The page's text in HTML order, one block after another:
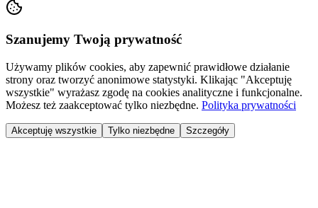
Szanujemy Twoją prywatność
Używamy plików cookies, aby zapewnić prawidłowe działanie
strony oraz tworzyć anonimowe statystyki. Klikając "Akceptuję
wszystkie" wyrażasz zgodę na cookies analityczne i funkcjonalne.
Możesz też zaakceptować tylko niezbędne. Polityka prywatności
Akceptuję wszystkie Tylko niezbędne Szczegóły